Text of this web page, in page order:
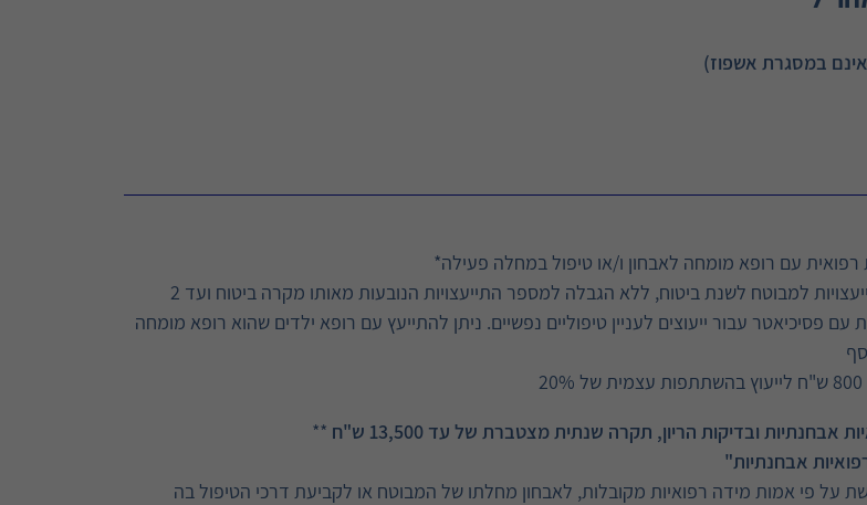
במסגרת אשפוז)
רפואית עם רופא מומחה לאבחון ו/או טיפול במחלה פעילה*
עד 6 התייעצויות למבוטח לשנת ביטוח, ללא הגבלה למספר התייעצויות הנובעות מאותו מקרה ביטוח ועד 2
עם פסיכיאטר עבור ייעוצים לעניין טיפוליים נפשיים. ניתן להתייעץ עם רופא ילדים שהוא רופא מומחה
אבחנתיות ובדיקות הריון, תקרה שנתית מצטברת של עד 13,500 ש"ח
**
אבחנתיות"
על פי אמות מידה רפואיות מקובלות, לאבחון מחלתו של המבוטח או לקביעת דרכי הטיפול בה